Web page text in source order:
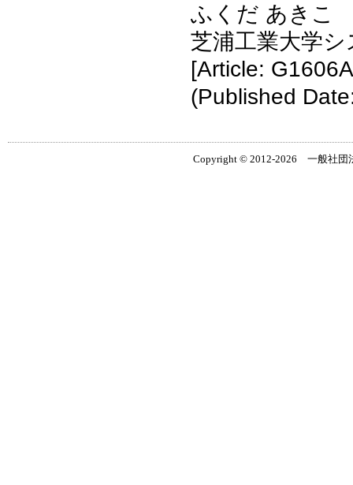
ふくだ あきこ
芝浦工業大学
[Article:
(Published
Copyright © 2012-2026 一般社団